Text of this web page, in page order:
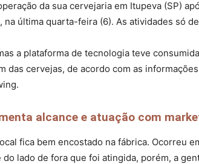
da sua cervejaria em Itupeva (SP)
última quarta-feira (6). As atividades só
a plataforma de tecnologia teve
cervejas, de acordo com as
alcance e atuação com
fica bem encostado na fábrica. Ocorreu
lado de fora que foi atingida, porém, a